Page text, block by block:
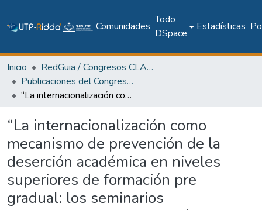
Comunidades
Todo
DSpace
Estadísticas
Inicio
RedGuia / Congresos CLABES
Publicaciones del Congreso Internacional CLABES
“La internacionalización como mecanismo de prevención de la deserción académica en niveles superiores de formación pre gradual: los seminarios internacionales como opción de grado en la Universidad de Gran Colombia”
“La internacionalización como
mecanismo de prevención de la
deserción académica en niveles
superiores de formación pre
gradual: los seminarios